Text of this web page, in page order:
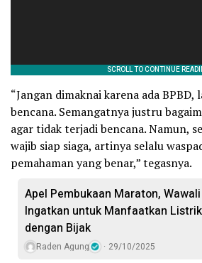
“Jangan dimaknai karena ada BPBD,
bencana. Semangatnya justru
agar tidak terjadi bencana. Namun,
wajib siap siaga, artinya selalu
pemahaman yang benar,” tegasnya.
Apel Pembukaan Maraton, Wawali
Ingatkan untuk Manfaatkan Listrik
dengan Bijak
Raden Agung 29/10/2025